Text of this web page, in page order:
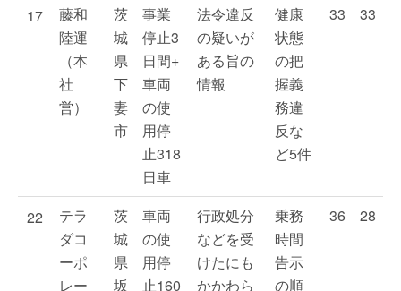
17
藤和
陸運
（本
社
営）
茨
城
県
下
妻
市
事業
停止3
日間+
車両
の使
用停
止318
日車
法令違反
の疑いが
ある旨の
情報
健康
状態
の把
握義
務違
反な
ど5件
33 33
22
テラ
ダコ
ーポ
レー
茨
城
県
坂
車両
の使
用停
止160
行政処分
などを受
けたにも
かかわら
乗務
時間
告示
の順
36 28